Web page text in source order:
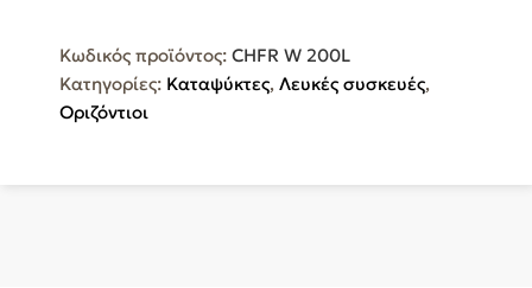
200L
ποσότητα
Κωδικός προϊόντος: CHFR W 200L
Κατηγορίες: Καταψύκτες, Λευκές συσκευές,
Οριζόντιοι